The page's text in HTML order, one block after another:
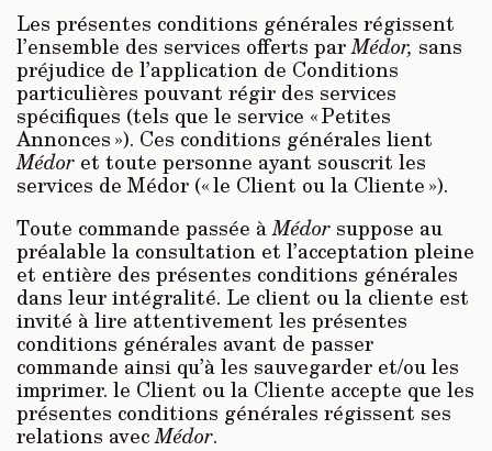
Les présentes conditions générales régissent
l’ensemble des services offerts parMédor, sans
préjudice de l’application de Conditions
particulières pouvant régir des services
spécifiques (tels que le service « Petites
Annonces »). Ces conditions générales lient
Médor et toute personne ayant souscrit les
services de Médor (« le Client ou la Cliente »).
Toute commande passée àMédor suppose au
préalable la consultation et l’acceptation pleine
et entière des présentes conditions générales
dans leur intégralité. Le client ou la cliente est
invité à lire attentivement les présentes
conditions générales avant de passer
commande ainsi qu’à les sauvegarder et/ou les
imprimer. le Client ou la Cliente accepte que les
présentes conditions générales régissent ses
relations avecMédor.